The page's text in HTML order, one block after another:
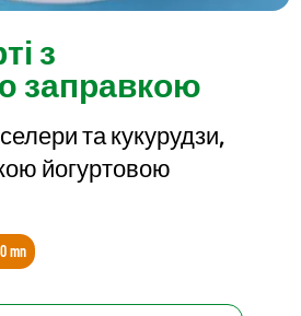
з
заправкою
та кукурудзи,
йогуртовою
mn